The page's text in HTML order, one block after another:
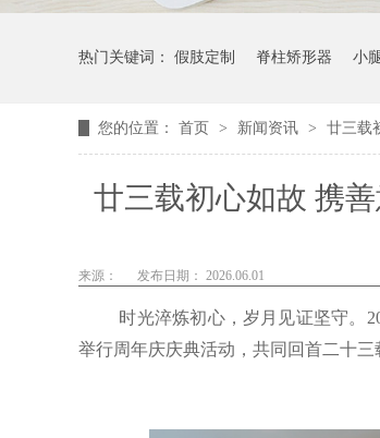
热门关键词： 假肢定制 脊柱矫形器 小
您的位置： 首页 > 新闻资讯 > 廿三载
廿三载初心如故 携
来源： 发布日期： 2026.06.01
时光淬炼初心，岁月见证坚守。
举行周年庆庆典活动，共同回首二十